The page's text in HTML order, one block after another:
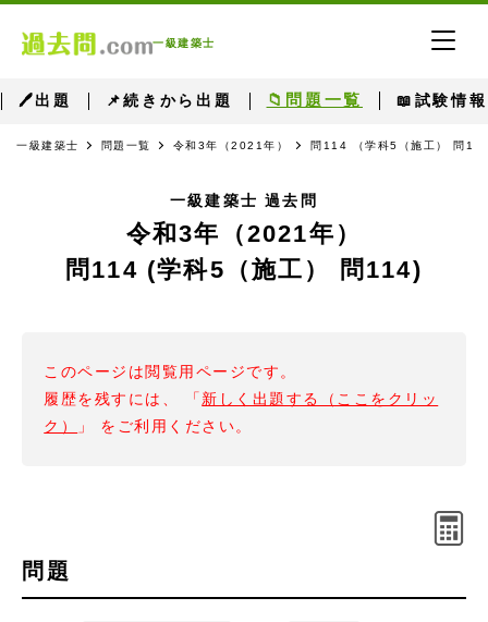
一級建築士
🖊出題 📌続きから出題 📁問題一覧 📖試験情報
一級建築士 問題一覧 令和3年（2021年） 問114 （学科5（施工） 問
一級建築士 過去問
令和3年（2021年）
問114 (学科5（施工） 問114)
このページは閲覧用ページです。
履歴を残すには、 「 新しく出題する（ここをクリッ
ク）
」 をご利用ください。
問題